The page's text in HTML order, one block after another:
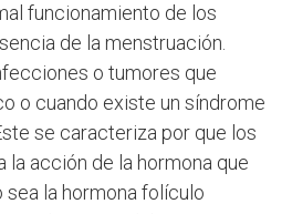
funcionamiento de los
de la menstruación.
o tumores que
o cuando existe un síndrome
se caracteriza por que los
la acción de la hormona que
la hormona folículo